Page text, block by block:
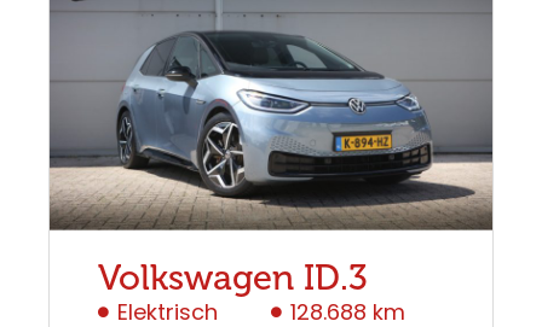
Volkswagen ID.3
Elektrisch
128.688 km